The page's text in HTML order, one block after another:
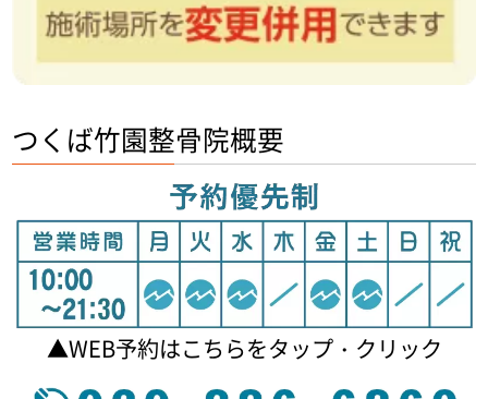
つくば竹園整骨院概要
▲WEB予約はこちらをタップ・クリック